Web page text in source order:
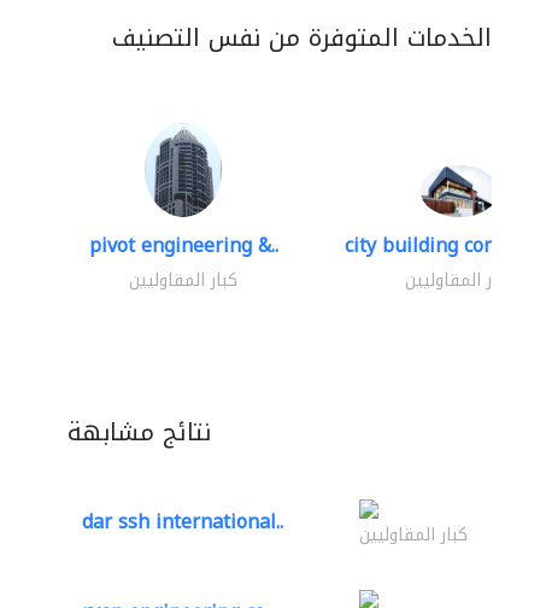
الخدمات المتوفرة من نفس التصنيف
pivot engineering &..
كبار المقاوليين
city building
كبار المقاوليين
نتائج مشابهة
dar ssh international.. كبار المقاوليين